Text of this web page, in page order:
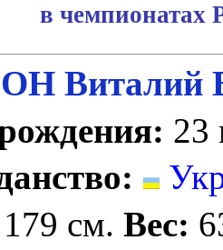
в чемпионатах
Виталий
23
179 см.Вес: